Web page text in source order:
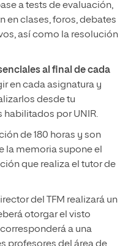
a tests de evaluación,
en clases, foros, debates
así como la resolución
al final de cada
en cada asignatura y
desde tu
habilitados por UNIR.
de 180 horas y son
la memoria supone el
que realiza el tutor de
del TFM realizará un
otorgar el visto
a una